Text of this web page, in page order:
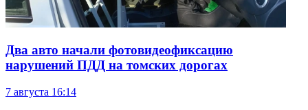
Два авто начали фотовидеофиксацию
нарушений ПДД на томских дорогах
7 августа 16:14